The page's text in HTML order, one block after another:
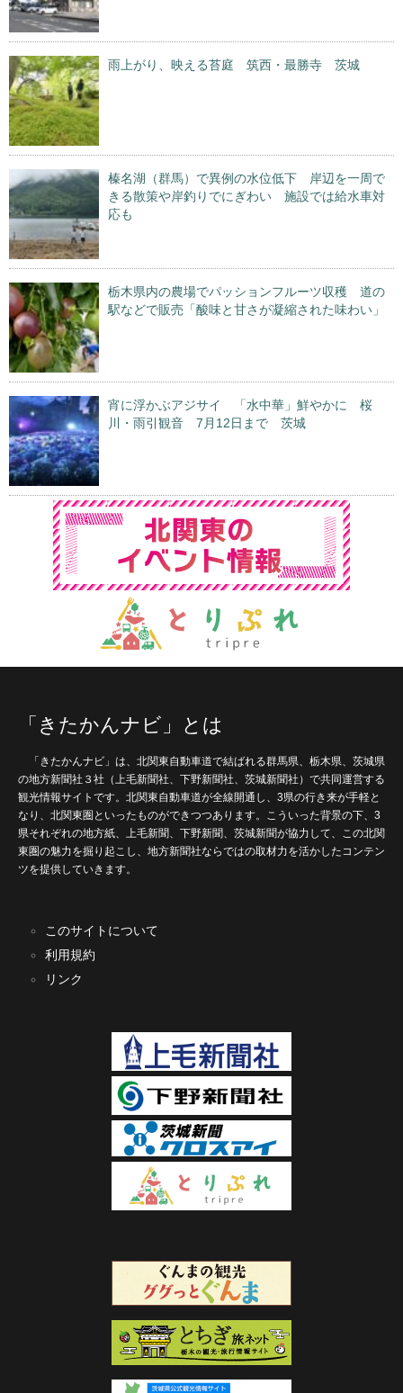
雨上がり、映える苔庭 筑西・最勝寺 茨城
榛名湖（群馬）で異例の水位低下 岸辺を一周で
きる散策や岸釣りでにぎわい 施設では給水車対
応も
栃木県内の農場でパッションフルーツ収穫 道の
駅などで販売「酸味と甘さが凝縮された味わい」
宵に浮かぶアジサイ 「水中華」鮮やかに 桜
川・雨引観音 7月12日まで 茨城
「きたかんナビ」とは
「きたかんナビ」は、北関東自動車道で結ばれる群馬県、栃木県、茨城県
の地方新聞社３社（上毛新聞社、下野新聞社、茨城新聞社）で共同運営する
観光情報サイトです。北関東自動車道が全線開通し、3県の行き来が手軽と
なり、北関東圏といったものができつつあります。こういった背景の下、3
県それぞれの地方紙、上毛新聞、下野新聞、茨城新聞が協力して、この北関
東圏の魅力を掘り起こし、地方新聞社ならではの取材力を活かしたコンテン
ツを提供していきます。
このサイトについて
利用規約
リンク